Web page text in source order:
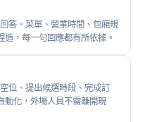
答。菜單、營業時間、包廂規
，每一句回應都有所依據。
位、提出候選時段、完成訂
動化，外場人員不需離開現